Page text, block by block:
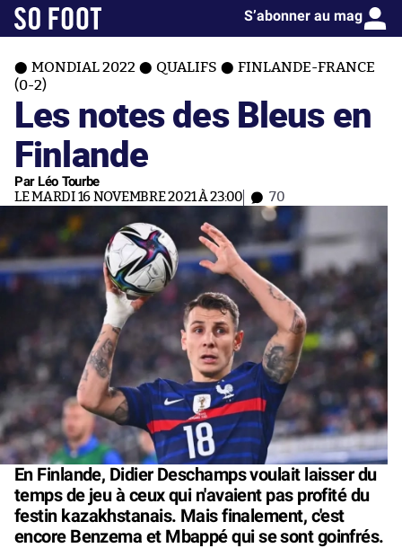
S’abonner au mag
MONDIAL 2022 QUALIFS
FINLANDE-FRANCE
(0-2)
Les notes des Bleus en
Finlande
Par Léo Tourbe
LE MARDI 16 NOVEMBRE 2021 À 23:00 70
En Finlande, Didier Deschamps voulait laisser du
temps de jeu à ceux qui n'avaient pas profité du
festin kazakhstanais. Mais finalement, c'est
encore Benzema et Mbappé qui se sont goinfrés.